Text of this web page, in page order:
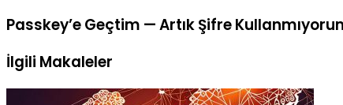
Passkey’e Geçtim — Artık Şifre
İlgili Makaleler